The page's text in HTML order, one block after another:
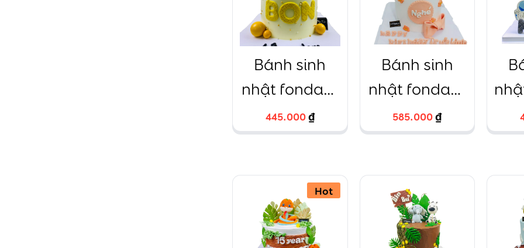
Bánh sinh
nhật fondant
chú khỉ vàng
ngộ nghĩnh
10cm
445.000₫
445.000₫
Bánh sinh
nhật fondant
mèo kitty
vàng
585.000₫
585.000₫
Hot